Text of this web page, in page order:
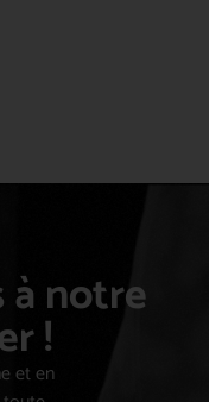
à notre
!
et en